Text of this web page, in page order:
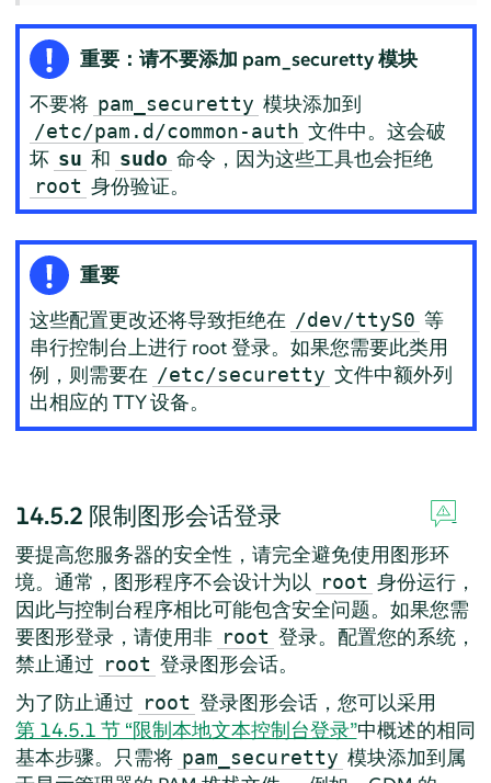
重要：请不要添加 pam_securetty 模块
不要将 pam_securetty 模块添加到
/etc/pam.d/common-auth 文件中。这会破
坏 su 和 sudo 命令，因为这些工具也会拒绝
root 身份验证。
重要
这些配置更改还将导致拒绝在 /dev/ttyS0 等
串行控制台上进行 root 登录。如果您需要此类用
例，则需要在 /etc/securetty 文件中额外列
出相应的 TTY 设备。
14.5.2 限制图形会话登录
要提高您服务器的安全性，请完全避免使用图形环
境。通常，图形程序不会设计为以 root 身份运行，
因此与控制台程序相比可能包含安全问题。如果您需
要图形登录，请使用非 root 登录。配置您的系统，
禁止通过 root 登录图形会话。
为了防止通过 root 登录图形会话，您可以采用
第 14.5.1 节 “限制本地文本控制台登录”中概述的相同
基本步骤。只需将 pam_securetty 模块添加到属